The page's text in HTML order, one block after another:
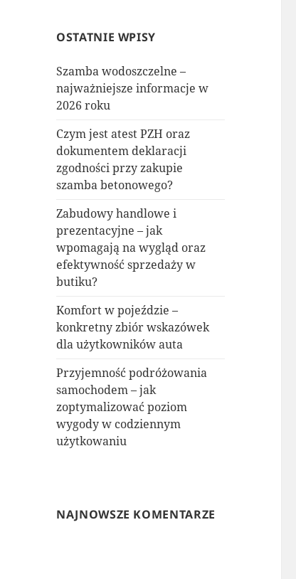
OSTATNIE WPISY
Szamba wodoszczelne –
najważniejsze informacje w
2026 roku
Czym jest atest PZH oraz
dokumentem deklaracji
zgodności przy zakupie
szamba betonowego?
Zabudowy handlowe i
prezentacyjne – jak
wpomagają na wygląd oraz
efektywność sprzedaży w
butiku?
Komfort w pojeździe –
konkretny zbiór wskazówek
dla użytkowników auta
Przyjemność podróżowania
samochodem – jak
zoptymalizować poziom
wygody w codziennym
użytkowaniu
NAJNOWSZE KOMENTARZE